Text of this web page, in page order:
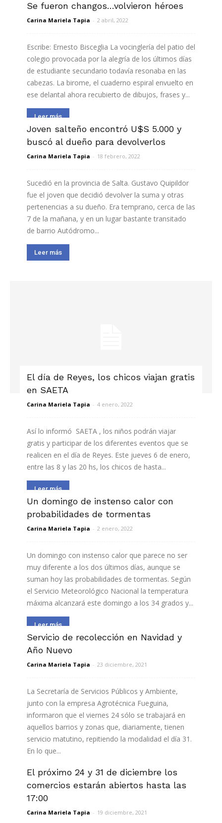
Se fueron changos…volvieron héroes
Carina Mariela Tapia - 2 abril, 2022
Escribe: Ernesto Bisceglia La vocinglería del patio del
colegio provocada por la alegría de los últimos días
de estudiante secundario todavía resonaba en las
cabezas. La birome, el cuaderno espiral envuelto en
ese delantal ahora recubierto de dibujos, frases y...
Leer más
Joven salteño encontró U$S 5.000 y
buscó al dueño para devolverlos
Carina Mariela Tapia - 18 febrero, 2022
Sucedió en la provincia de Salta. Gustavo Quipildor
fue el joven que decidió devolver la suma y otras
pertenencias a su dueño. Era temprano, cerca de las
7 de la mañana, y en un lugar bastante transitado
de barrio Autódromo...
Leer más
El día de Reyes, los chicos viajan gratis
en SAETA
Carina Mariela Tapia - 4 enero, 2022
Así lo informó SAETA , los niños podrán viajar
gratis y participar de los diferentes eventos que se
realicen en el día de Reyes. Este jueves 6 de enero,
entre las 8 y las 20 hs, los chicos de hasta...
Leer más
Un domingo de instenso calor con
probabilidades de tormentas
Carina Mariela Tapia - 2 enero, 2022
Un domingo con instenso calor que parece no ser
muy diferente a los dos últimos días, aunque se
suman hoy las probabilidades de tormentas. Según
el Servicio Meteorológico Nacional la temperatura
máxima alcanzará este domingo a los 34 grados y...
Leer más
Servicio de recolección en Navidad y
Año Nuevo
Carina Mariela Tapia - 23 diciembre, 2021
La Secretaría de Servicios Públicos y Ambiente,
junto con la empresa Agrotécnica Fueguina,
informaron que el viernes 24 sólo se trabajará en
aquellos barrios y zonas que, diariamente, tienen
servicio matutino, repitiendo la modalidad el día 31.
En lo que...
Leer más
El próximo 24 y 31 de diciembre los
comercios estarán abiertos hasta las
17:00
Carina Mariela Tapia - 19 diciembre, 2021